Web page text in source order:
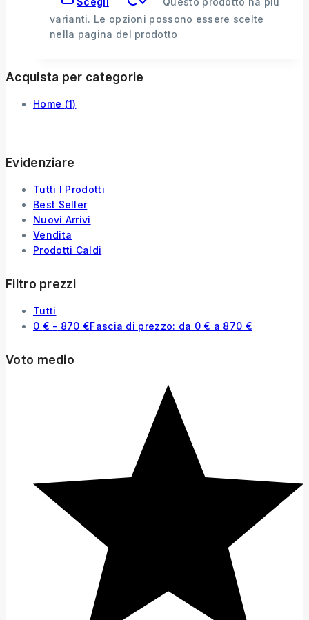
varianti. Le opzioni possono essere scelte
nella pagina del prodotto
Acquista per categorie
Home (1)
Evidenziare
Tutti I Prodotti
Best Seller
Nuovi Arrivi
Vendita
Prodotti Caldi
Filtro prezzi
Tutti
0 € - 870 €Fascia di prezzo: da 0 € a 870 €
Voto medio